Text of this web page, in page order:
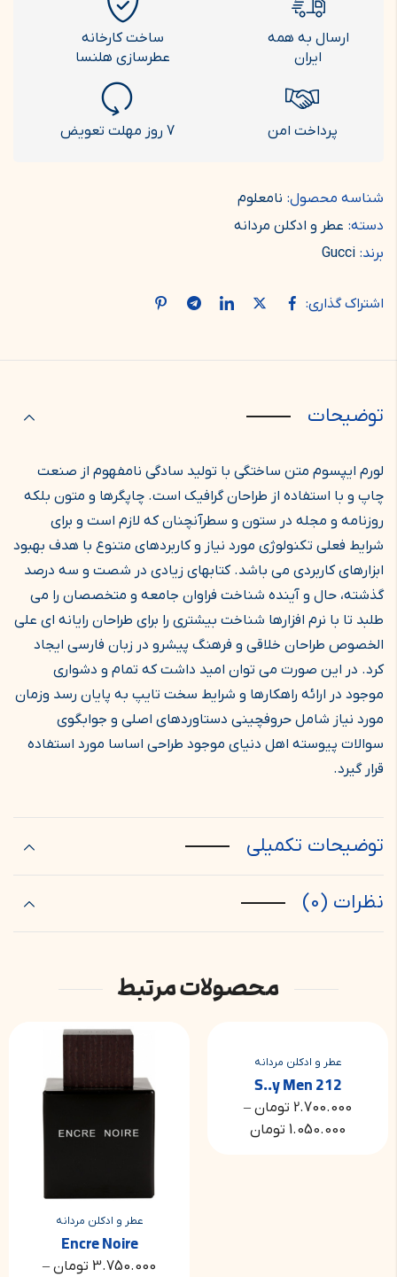
ارسال به همه
ایران
ساخت کارخانه
عطرسازی هلنسا
پرداخت امن 7 روز مهلت تعویض
شناسه محصول: نامعلوم
دسته: عطر و ادکلن مردانه
برند: Gucci
اشتراک گذاری:
توضیحات
لورم ایپسوم متن ساختگی با تولید سادگی نامفهوم از صنعت
چاپ و با استفاده از طراحان گرافیک است. چاپگرها و متون بلکه
روزنامه و مجله در ستون و سطرآنچنان که لازم است و برای
شرایط فعلی تکنولوژی مورد نیاز و کاربردهای متنوع با هدف بهبود
ابزارهای کاربردی می باشد. کتابهای زیادی در شصت و سه درصد
گذشته، حال و آینده شناخت فراوان جامعه و متخصصان را می
طلبد تا با نرم افزارها شناخت بیشتری را برای طراحان رایانه ای علی
الخصوص طراحان خلاقی و فرهنگ پیشرو در زبان فارسی ایجاد
کرد. در این صورت می توان امید داشت که تمام و دشواری
موجود در ارائه راهکارها و شرایط سخت تایپ به پایان رسد وزمان
مورد نیاز شامل حروفچینی دستاوردهای اصلی و جوابگوی
سوالات پیوسته اهل دنیای موجود طراحی اساسا مورد استفاده
قرار گیرد.
توضیحات تکمیلی
نظرات (0)
محصولات مرتبط
عطر و ادکلن مردانه
212 S..y Men
2.700.000 تومان –
1.050.000 تومان
عطر و ادکلن مردانه
Encre Noire
3.750.000 تومان –